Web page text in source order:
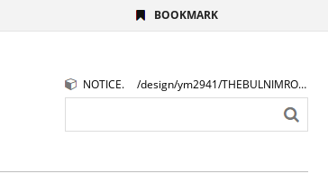
BOOKMARK
NOTICE. /design/ym2941/THEBULNIMROGO.png